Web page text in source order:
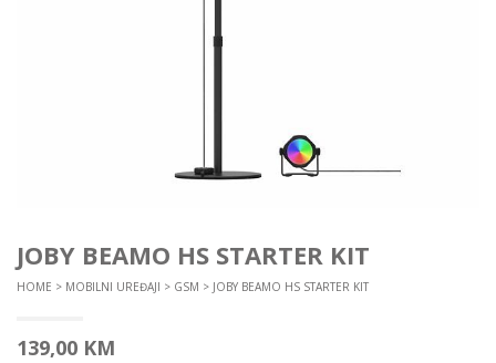
JOBY BEAMO HS STARTER KIT
HOME > MOBILNI UREĐAJI > GSM > JOBY BEAMO HS STARTER KIT
139,00 KM